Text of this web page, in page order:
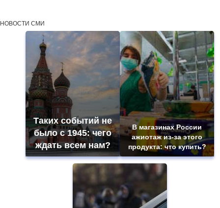
НОВОСТИ СМИ
Таких событий не
было с 1945: чего
ждать всем нам?
В магазинах России
ажиотаж из-за этого
продукта: что купить?